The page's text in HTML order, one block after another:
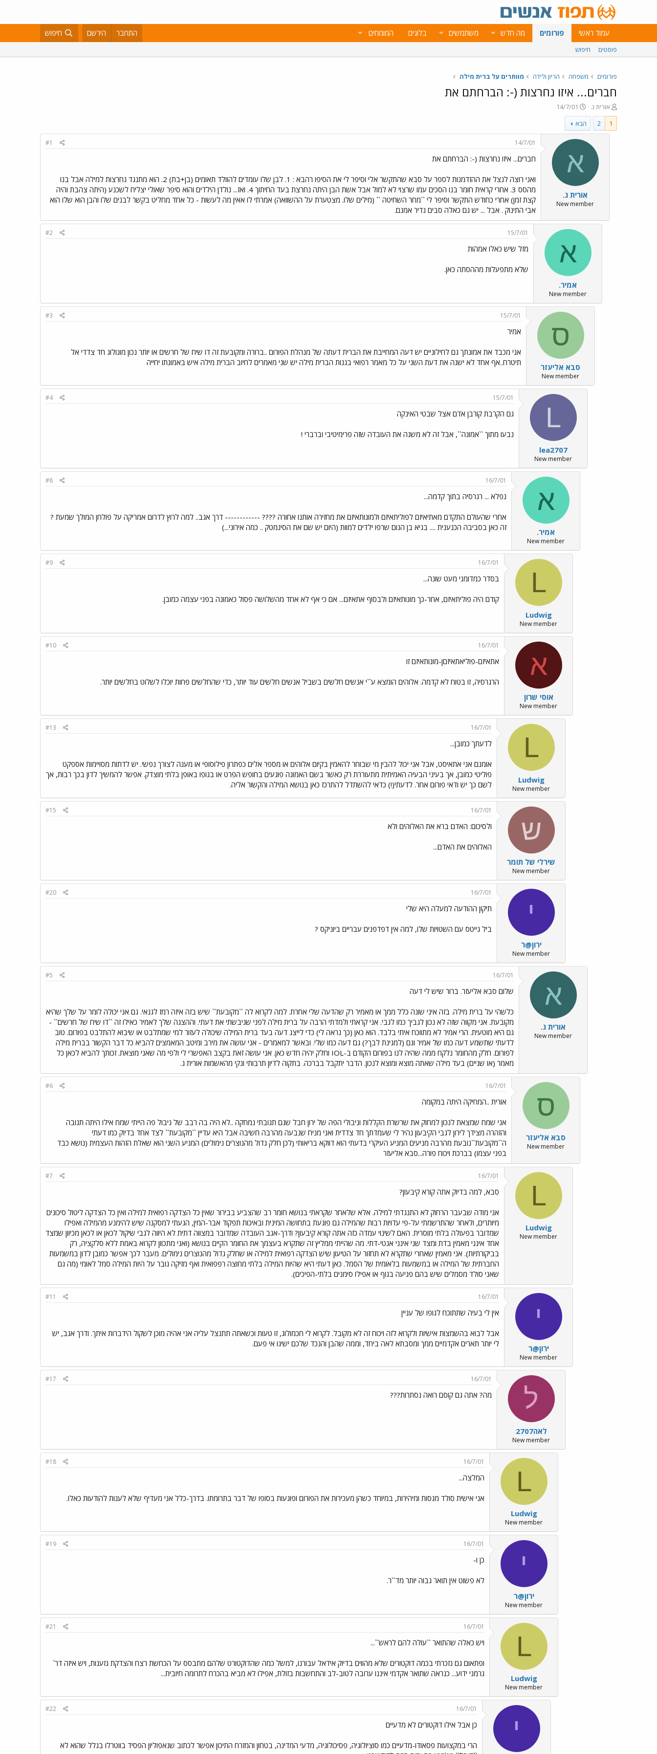
עמוד ראשי פורומים מה חדש משתמשים בלוגים המומחים התחבר הירשם חיפוש
פוסטים חיפוש
פורומים משפחה הריון ולידה מוותרים על ברית מילה
חברים... איזו נחרצות (-: הברחתם את
פ
ו
ת
ח
אורית ג.
פ
ו
ר
ס
ם
ת
א
י
ך
14/7/01
1
2 הבא
א
אורית ג.
New member
14/7/01
#1
חברים... איזו נחרצות (-: הברחתם את
ואני רוצה לנצל את ההזדמנות לספר על סבא שהתקשר אלי וסיפר לי את הסיפו רהבא : 1. לבן שלו עומדים להוולד תאומים (בן+בת) 2. הוא מתנגד נחרצות למילה אבל בנו
מהסס 3. אחרי קראית חומר בנו הסכים עמו שרצוי לא למול אבל אשת הבן היתה נחרצת בעד החיתוך 4. ואז... נולדן הילדים והוא סיפר שאולי יצליח לשכנע (היתה צהבת והיה
קצת זמן) אחרי כחודש התקשר וסיפר לי ``מחר השחיטה `` (מילים שלו. מצטערת על ההשוואה) אמרתי לו אאין מה לעשות - כל אחד מחליט בקשר לבנים שלו והבן הוא שלו הוא
אבי התינוק . אבל ... יש גם כאלה סבים נדיר אמנם.
א
אמיר.
New member
15/7/01
#2
מזל שיש כאלו אמהות
שלא מתפעלות מההסתה כאן.
ס
סבא אליעזר
New member
15/7/01
#3
אמיר
אני מכבד את אמונתך גם לחילוניים יש דעה המחייבת את הברית דעתה של מנהלת הפורום ..ברורה ומקובעת זה דו שיח של חרשים או יותר נכון מונולוג חד צדדי אל
תיטרח..אף אחד לא ישנה את דעת השני על כל מאמר רפואי בגנות הברית מילה יש שני מאמרים לחיוב הברית מילה איש באמונתו יחייה
L
lea2707
New member
15/7/01
#4
גם הקרבת קורבן אדם אצל שבטי האינקה
נבעו מתוך ``אמונה``, אבל זה לא משנה את העובדה שזה פרימיטיבי וברברי !
א
אמיר.
New member
16/7/01
#8
נפלא ... רגרסיה בתוך קדמה...
אחרי שהעולם התקדם מאתיאיזם לפוליתאיזם ולמונותאיזם את מחזירה אותנו אחורה ???? ------------ דרך אגב.. למה לרוץ לדרום אמריקה על פולחן המולך שמעת ?
זה כאן בסביבה הכנענית .... בגיא בן הנום שרפו ילדים למוות (היום יש שם את הסינמטק .. כמה אירוני...)
L
Ludwig
New member
16/7/01
#9
בסדר כמדומני מעט שונה...
קודם היה פוליתאיזם, אחר-כך מונותאיזם ולבסוף אתאיזם... אם כי אף לא אחד מהשלושה פסול כאמונה בפני עצמה כמובן.
א
אוסי שרון
New member
16/7/01
#10
אתאיזם-פוליאתאיזםן-מונותאיזם זו
הרגרסיה, זו בטוח לא קדמה. אלוהים הומצא ע``י אנשים חלשים בשביל אנשים חלשים עוד יותר, כדי שהחלשים פחות יוכלו לשלוט בחלשים יותר.
L
Ludwig
New member
16/7/01
#13
לדעתך כמובן...
אומנם אני אתאיסט, אבל אני יכול להבין מי שבוחר להאמין בקיום אלוהים או מספר אלים כפתרון פילוסופי או מענה לצורך נפשי. יש לדתות מסויימות אספקט
פוליטי כמובן, אך בעיני הבעיה האמיתית מתעוררת רק כאשר בשם האמונה פוגעים בחופש הפרט או בגופו באופן בלתי מוצדק. אפשר להמשיך לדון בכך רבות, אך
לשם כך יש ודאי פורום אחר. לדעתי(!) כדאי להשתדל להתרכז כאן בנושא המילה והקשור אליה.
ש
שירלי של תומר
New member
16/7/01
#15
ולסיכום: האדם ברא את האלוהים ולא
האלוהים את האדם...
י
ירון@ר
New member
16/7/01
#20
תיקון ההודעה למעלה היא שלי
ביל גייטס עם השטויות שלו, למה אין דפדפנים עבריים ביוניקס ?
א
אורית ג.
New member
16/7/01
#5
שלום סבא אליעזר. ברור שיש לי דעה
כלשהי על ברית מילה. בזה איני שונה כלל ממך או מאמיר רק שהדעה שלי אחרת. למה לקרוא לה ``מקובעת`` שיש בזה איזה רמז לגנאי. גם אני יכולה לומר על שלך שהיא
מקובעת. אני מקווה שזה לא נכון לגביך כמו לגבי. אני קראתי ולמדתי הרבה על ברית מילה לפני שגיבשתי את דעתי. וההצגה שלך לאמיר כאילו זה ``דו שיח של חרשים`` -
גם היא מוטעית. הרי אמיר לא מתווכח איתי בלבד. הוא כאן (כך נראה לי) כדי לייצג דעה בעד ברית המילה שיכולה לעזור למי שמתלבט או שיבוא להתלבט בפורום. טוב
לדעתי שתשמע דעה כמו של אמיר וגם (למגינת לבך?) גם דעה כמו שלי. ובאשר למאמרים - אני עושה את מירב ומיטב המאמצים להביא כל דבר הקשור בברית מילה
לפורום. חלק מהחומר נלקח ממה שהיה לנו בפורום הקודם ב-IOL וחלק יהיה חדש כאן. אני עושה זאת בקצב האפשרי לי ולפי מה שאני מוצאת. זכותך להביא לכאן כל
מאמר (או שניים) בעד מילה שאתה מוצא ומוצא לנכון. הדבר יתקבל בברכה. בתקוה לדיון תרבותי ונקי מהאשמות אורית ג.
ס
סבא אליעזר
New member
16/7/01
#6
אורית ..המחיקה היתה במקומה
אני שמח שמצאת לנכון למחוק את שרשרת הקללות וניבולי הפה של ירון חבל שגם תגובתי נמחקה ..לא היה בה רבב של ניבול פה הייתי שמח אילו היתה תגובה
והזהרה מצידך לירון לגבי הקיבעון נהיר לי שעמדתך חד צדדית ואני מניח שנבעה מהרבה חשיבה אבל היא עדיין ``מקובעת`` לצד אחד בדיוק כמו דעתי
ה``מקובעת``נובעת מהרבה מניעים המניע העיקרי בדעתי הוא דווקא בריאותי (לכן חלק גדול מהנוצרים נימולים) המניע השני הוא שאלת הזהות העצמית (נושא כבד
בפני עצמו) בברכת ויכוח פורה...סבא אליעזר
L
Ludwig
New member
16/7/01
#7
סבא, למה בדיוק אתה קורא קיבעון?
אני מודה שבעבר הרחוק לא התנגדתי למילה. אלא שלאחר שקראתי בנושא חומר רב שהצביע בבירור שאין כל הצדקה רפואית למילה ואין כל הצדקה ליטול סיכונים
מיותרים, ולאחר שהתרשמתי על-פי עדויות רבות שהמילה גם פוגעת בתחושה המינית ובאיכות תפקוד אבר-המין, הגעתי למסקנה שיש להימנע מהמילה ואפילו
שמדובר בפעולה בלתי מוסרית. האם לשינוי עמדה כזה אתה קורא קיבעון? ודרך-אגב העובדה שמדובר במצווה דתית לא היווה לגבי שיקול לכאן או לכאן מכיוון שמצד
אחד אינני מאמין בדת ומצד שני אינני אנטי-דתי. מה שהייתי ממליץ זה שתקרא בעצמך את החומר הקיים בנושא (ואני מתכוון לקרוא באמת ללא סלקציה, רק
בביקורתיות). אני מאמין שאחרי שתקרא לא תחזור על הטיעון שיש הצדקה רפואית למילה או שחלק גדול מהנוצרים נימולים. מעבר לכך אפשר כמובן לדון במשמעות
החברתית של המילה או במשמעות בלאומית של הסמל. כאן דעתי היא שהיות המילה בלתי מחוצה רפפואית ואף מזיקה גובר על היות המילה סמל לאומי (מה גם
שאני סולד מסמלים שיש בהם פגיעה בגוף או אפילו סימנים בלתי-הפיכים).
י
ירון@ר
New member
16/7/01
#11
אין לי בעיה שתתוכח לגופו של עניין
אבל לבוא בהשמצות אישיות ולקרוא לזה ויכוח זה לא מקובל. לקרוא לי חכמולוג, זו טעות וכשאתה תתנצל עליה אני אהיה מוכן לשקול הידברות איתך. ודרך אגב, יש
לי יותר תארים אקדמיים ממך ומסבתא לאה ביחד, וממה שהבן והנכד שלכם ישיגו אי פעם.
ל
לאה2707
New member
16/7/01
#17
מה? אתה גם קוסם רואה נסתרות???
L
Ludwig
New member
16/7/01
#18
המלצה...
אני אישית סולד מגסות ומיהירות, במיוחד כשהן מעכירות את הפורום ופוגעות בסופו של דבר בתרומתו. בדרך-כלל אני מעדיף שלא לענות להודעות כאלו.
י
ירון@ר
New member
16/7/01
#19
כן ו-
לא פשוט אין תואר גבוה יותר מד``ר.
L
Ludwig
New member
16/7/01
#21
ויש כאלה שהתואר ``עולה להם לראש``...
ופתאום גם נזכרתי בכמה דוקטורים שלא מהווים בדיוק אידאל עבורנו, למשל כמה שהדוקטורט שלהם מתבסס על הכחשת רצח והצדקת גזענות, ויש איזה דר`
גרמני ידוע... כנראה שתואר אקדמי איננו ערובה לטוב-לב והתחשבות בזולת, אפילו לא מביא בהכרח לתרומה חיובית...
י
16/7/01
#22
כן אבל אילו דוקטורים לא מדעיים
הרי במקצועות פסאודו-מדעיים כמו סוציולוגיה, פסיכולוגיה, מדעי המדינה, בטחון והמזרח התיכון אפשר לכתוב שנאפוליון הפסיד בווטרלו בגלל שהוא לא